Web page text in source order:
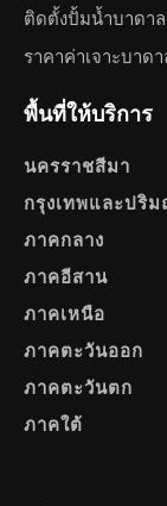
ติดตั้งปั้มน้ำบาดาล
ราคาค่าเจาะบาดา
พื้นที่ให้บริการ
นครราชสีมา
กรุงเทพและปริ
ภาคกลาง
ภาคอีสาน
ภาคเหนือ
ภาคตะวันออก
ภาคตะวันตก
ภาคใต้